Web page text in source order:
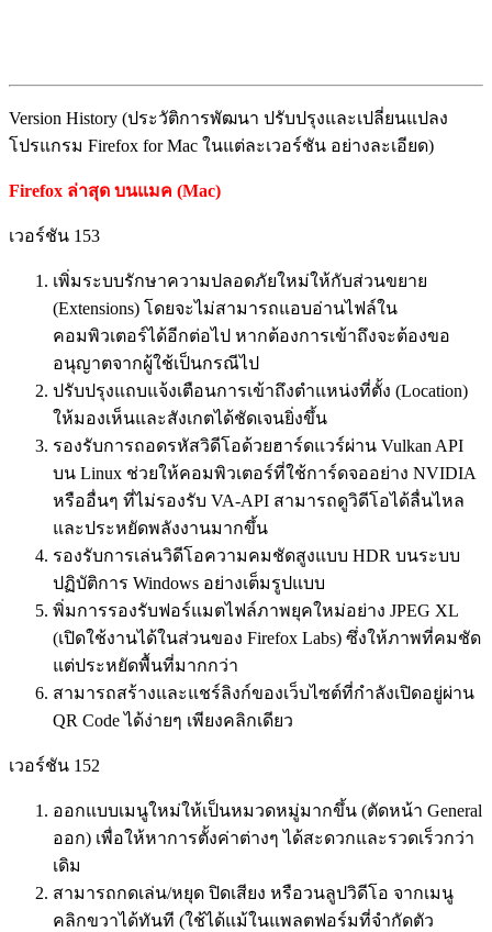
Version History (ประวัติการพัฒนา ปรับปรุงและเปลี่ยนแปลง
โปรแกรม Firefox for Mac ในแต่ละเวอร์ชัน อย่างละเอียด)
Firefox ล่าสุด บนแมค (Mac)
เวอร์ชัน 153
เพิ่มระบบรักษาความปลอดภัยใหม่ให้กับส่วนขยาย
(Extensions) โดยจะไม่สามารถแอบอ่านไฟล์ใน
คอมพิวเตอร์ได้อีกต่อไป หากต้องการเข้าถึงจะต้องขอ
อนุญาตจากผู้ใช้เป็นกรณีไป
ปรับปรุงแถบแจ้งเตือนการเข้าถึงตำแหน่งที่ตั้ง (Location)
ให้มองเห็นและสังเกตได้ชัดเจนยิ่งขึ้น
รองรับการถอดรหัสวิดีโอด้วยฮาร์ดแวร์ผ่าน Vulkan API
บน Linux ช่วยให้คอมพิวเตอร์ที่ใช้การ์ดจออย่าง NVIDIA
หรืออื่นๆ ที่ไม่รองรับ VA-API สามารถดูวิดีโอได้ลื่นไหล
และประหยัดพลังงานมากขึ้น
รองรับการเล่นวิดีโอความคมชัดสูงแบบ HDR บนระบบ
ปฏิบัติการ Windows อย่างเต็มรูปแบบ
พิ่มการรองรับฟอร์แมตไฟล์ภาพยุคใหม่อย่าง JPEG XL
(เปิดใช้งานได้ในส่วนของ Firefox Labs) ซึ่งให้ภาพที่คมชัด
แต่ประหยัดพื้นที่มากกว่า
สามารถสร้างและแชร์ลิงก์ของเว็บไซต์ที่กำลังเปิดอยู่ผ่าน
QR Code ได้ง่ายๆ เพียงคลิกเดียว
เวอร์ชัน 152
ออกแบบเมนูใหม่ให้เป็นหมวดหมู่มากขึ้น (ตัดหน้า General
ออก) เพื่อให้หาการตั้งค่าต่างๆ ได้สะดวกและรวดเร็วกว่า
เดิม
สามารถกดเล่น/หยุด ปิดเสียง หรือวนลูปวิดีโอ จากเมนู
คลิกขวาได้ทันที (ใช้ได้แม้ในแพลตฟอร์มที่จำกัดตัว